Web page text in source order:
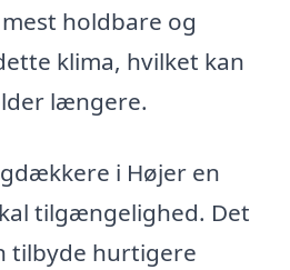
holdbare og
klima, hvilket kan
længere.
i Højer en
tilgængelighed. Det
tilbyde hurtigere